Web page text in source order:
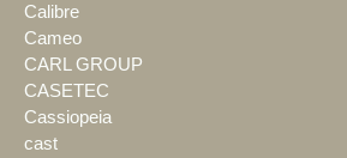
Calibre
Cameo
CARL GROUP
CASETEC
Cassiopeia
cast